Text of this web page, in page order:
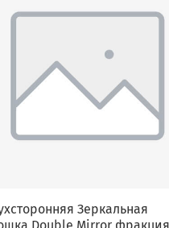
Зеркальная